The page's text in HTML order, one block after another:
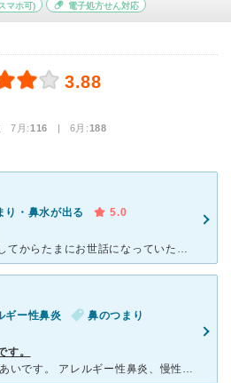
マホ可) 電子処方せん対応
3.88
7月:116 | 6月:188
り・鼻水が出る
5.0
２０年以上前に初めて来院してからたまにお世話になっていた耳鼻科ですが、いつも口腔内の悪化したヘルペスや口内炎、扁桃腺など先生もびっくりするぐらいの悪病オンパレード状態で行っていましたが丁寧な治療等で３
ギー性鼻炎
鼻のつまり
す。
もう30年近くの間のおつきあいです。 アレルギー性鼻炎、慢性中耳炎でお世話になりました。 医療機器は古いのですが、実用には全く困りません。それよりも先生と看護師さんが大変毅然とされていることで